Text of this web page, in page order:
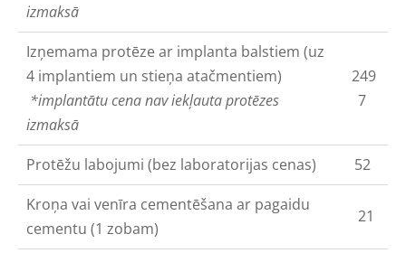
izmaksā
Izņemama protēze ar implanta balstiem (uz
4 implantiem un stieņa atačmentiem)
*implantātu cena nav iekļauta protēzes
izmaksā
249
7
Protēžu labojumi (bez laboratorijas cenas)
52
Kroņa vai venīra cementēšana ar pagaidu
cementu (1 zobam)
21